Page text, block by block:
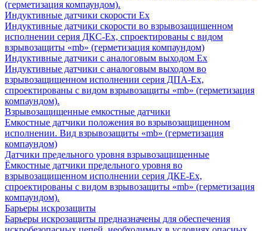
(герметизация компаундом).
Индуктивные датчики скорости Ех
Индуктивные датчики скорости во взрывозащищенном
исполнении серия ДКС-Ех, спроектированы с видом
взрывозащиты «mb» (герметизация компаундом)
Индуктивные датчики с аналоговым выходом Ех
Индуктивные датчики с аналоговым выходом во
взрывозащищенном исполнении серия ДПА-Ех,
спроектированы с видом взрывозащиты «mb» (герметизация
компаундом).
Взрывозащищенные емкостные датчики
Емкостные датчики положения во взрывозащищенном
исполнении. Вид взрывозащиты «mb» (герметизация
компаундом)
Датчики предельного уровня взрывозащищенные
Ёмкостные датчики предельного уровня во
взрывозащищенном исполнении серия ДКЕ-Ех,
спроектированы с видом взрывозащиты «mb» (герметизация
компаундом).
Барьеры искрозащиты
Барьеры искрозащиты предназначены для обеспечения